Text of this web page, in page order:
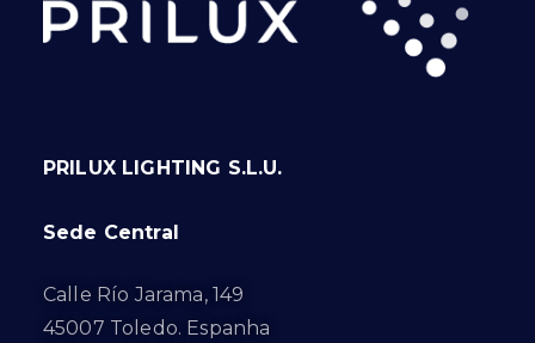
PRILUX LIGHTING S.L.U.
Sede Central
Calle Río Jarama, 149
45007 Toledo. Espanha